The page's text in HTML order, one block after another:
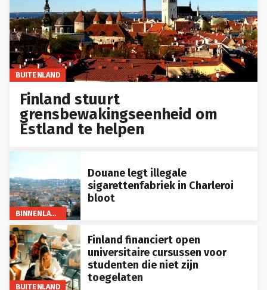
BUITENLAND
Finland stuurt
grensbewakingseenheid om
Estland te helpen
BINNENLAND
Douane legt illegale
sigarettenfabriek in Charleroi
bloot
BUITENLAND
Finland financiert open
universitaire cursussen voor
studenten die niet zijn
toegelaten